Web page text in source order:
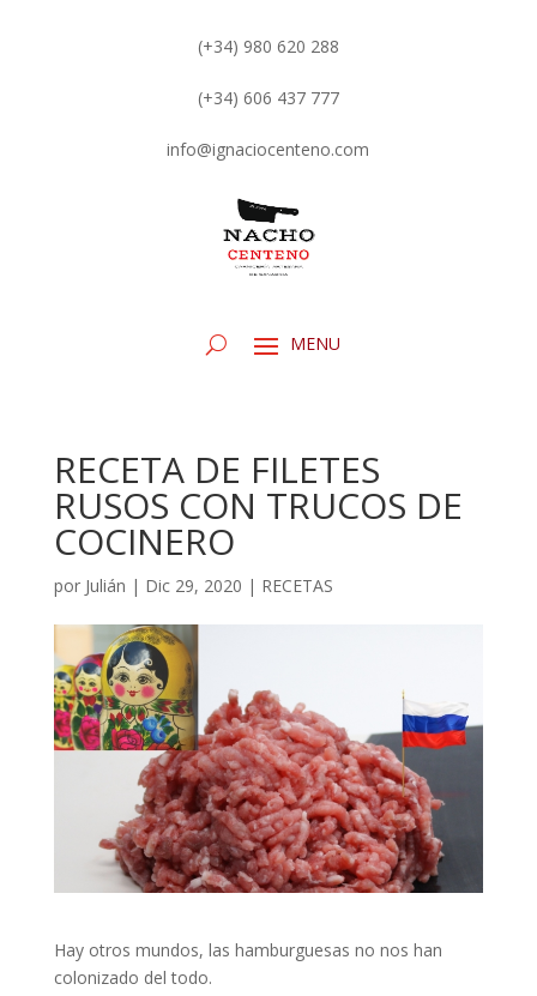
(+34) 980 620 288
(+34) 606 437 777
info@ignaciocenteno.com
RECETA DE FILETES
RUSOS CON TRUCOS DE
COCINERO
por Julián | Dic 29, 2020 | RECETAS
Hay otros mundos, las hamburguesas no nos han
colonizado del todo.